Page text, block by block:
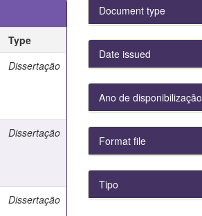
Type
Dissertação
Dissertação
Dissertação
Document type
Date issued
Ano de disponibilização
Format file
Tipo